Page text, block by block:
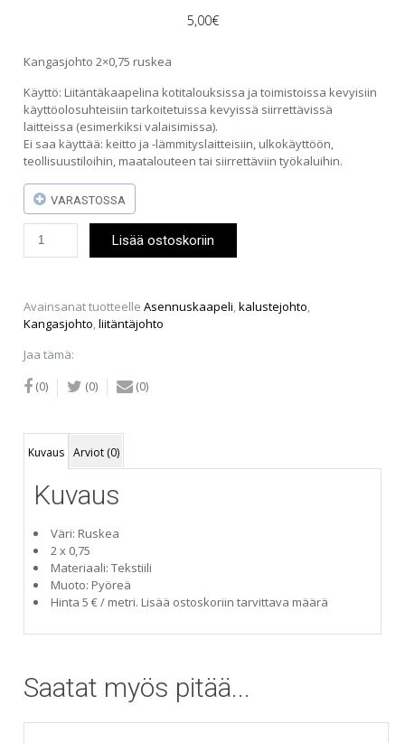
5,00€
Kangasjohto 2×0,75 ruskea
Käyttö: Liitäntäkaapelina kotitalouksissa ja toimistoissa kevyisiin
käyttöolosuhteisiin tarkoitetuissa kevyissä siirrettävissä
laitteissa (esimerkiksi valaisimissa).
Ei saa käyttää: keitto ja -lämmityslaitteisiin, ulkokäyttöön,
teollisuustiloihin, maatalouteen tai siirrettäviin työkaluihin.
VARASTOSSA
2x0,75
Lisää ostoskoriin
Avainsanat tuotteelleAsennuskaapeli ,kalustejohto
Kangasjohto ,liitäntäjohto
Jaa tämä:
(0) (0) (0)
Kuvaus Arviot (0)
Kuvaus
Väri: Ruskea
2 x 0,75
Materiaali: Tekstiili
Muoto: Pyöreä
Hinta 5 € / metri. Lisää ostoskoriin tarvittava määrä
Saatat myös pitää...